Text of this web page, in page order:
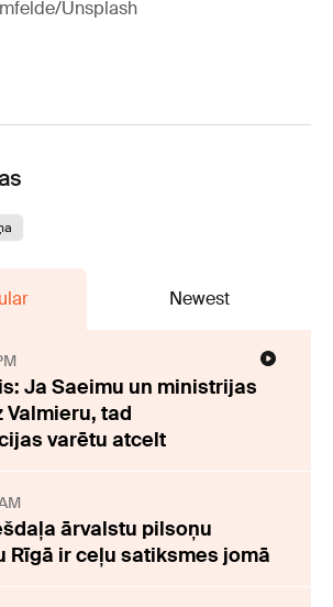
Unsplash
Newest
Ja Saeimu un ministrijas
Valmieru, tad
varētu atcelt
ārvalstu pilsoņu
Rīgā ir ceļu satiksmes jomā